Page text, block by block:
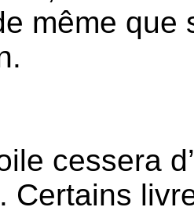
même que
cessera
Certains